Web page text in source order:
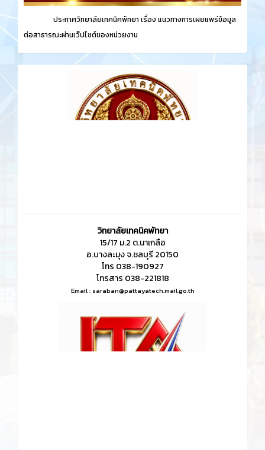
ประกาศวิทยาลัยเทคนิคพัทยา เรื่อง แนวทางการเผยแพร่ข้อมูล
ต่อสาธารณะผ่านเว็ปไซต์ของหน่วยงาน
วิทยาลัยเทคนิคพัทยา
15/17 ม.2 ต.นาเกลือ
อ.บางละมุง จ.ชลบุรี 20150
โทร 038-190927
โทรสาร 038-221818
Email : saraban@pattayatech.mail.go.th